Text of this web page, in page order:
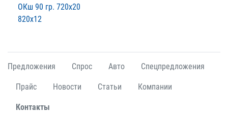
ОКш 90 гр. 720х20
820х12
Предложения Спрос Авто Спецпредложения
Прайс Новости Статьи Компании
Контакты